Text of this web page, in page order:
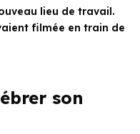
lieu de travail.
filmée en train de
son